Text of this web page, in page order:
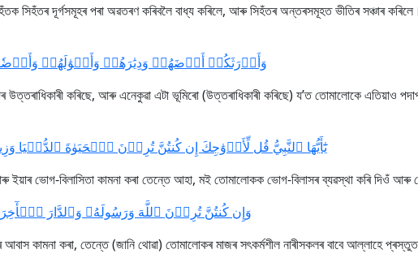
সিহঁতৰ দূৰ্গসমূহৰ পৰা অৱতৰণ কৰিবলৈ বাধ্য কৰিলে, আৰু সিহঁতৰ অন্তৰসমূহত ভীতিৰ সঞ্চাৰ
وَأَوۡرَثَكُمۡ أَرۡضَهُمۡ وَدِيَٰرَهُمۡ وَأَمۡوَٰلَهُمۡ وَأَرۡضٗا
কৰিছে, আৰু এনেকুৱা এটা ভূমিৰো (উত্তৰাধিকাৰী কৰিছে) য’ত তোমালোকে এতিয়াও
يَٰٓأَيُّهَا ٱلنَّبِيُّ قُل لِّأَزۡوَٰجِكَ إِن كُنتُنَّ تُرِدۡنَ ٱلۡحَيَوٰةَ ٱلدُّنۡيَا
ইয়াৰ ভোগ-বিলাসিতা কামনা কৰা তেন্তে আহা, মই তোমালোকক ভোগ-বিলাসৰ ব্যৱস্থা কৰি দিওঁ
وَإِن كُنتُنَّ تُرِدۡنَ ٱللَّهَ وَرَسُولَهُۥ وَٱلدَّارَ
কামনা কৰা, তেন্তে (জানি থোৱা) তোমালোকৰ মাজৰ সৎকৰ্মশীল নাৰীসকলৰ বাবে আল্লাহে প্ৰস্তুত